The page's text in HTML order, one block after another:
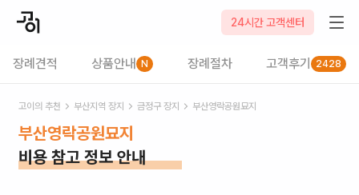
24시간 고객센터
장례견적 상품안내 N 장례절차 고객후기 2428
고이의 추천 부산지역 장지 금정구 장지 부산영락공원묘지
부산영락공원묘지
비용 참고 정보 안내